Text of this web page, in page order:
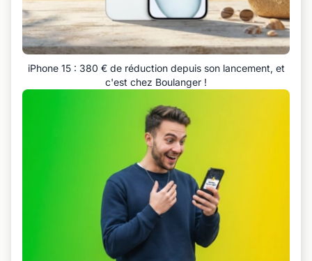
iPhone 15 : 380 € de réduction depuis son lancement, et
c'est chez Boulanger !